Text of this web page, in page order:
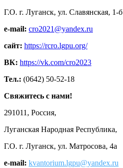
Г.О. г. Луганск, ул. Славянская, 1-б
e-mail: cro2021@yandex.ru
сайт: https://rcro.lgpu.org/
ВК: https://vk.com/cro2023
Тел.: (0642) 50-52-18
Свяжитесь с нами!
291011, Россия,
Луганская Народная Республика,
Г.О. г. Луганск, ул. Матросова, 4а
e-mail: kvantorium.lgpu@yandex.ru